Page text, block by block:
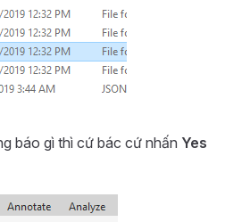
báo gì thì cứ bác cứ nhấn Yes